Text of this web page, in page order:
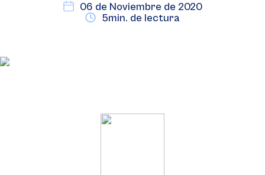
06 de Noviembre de 2020
5min. de lectura